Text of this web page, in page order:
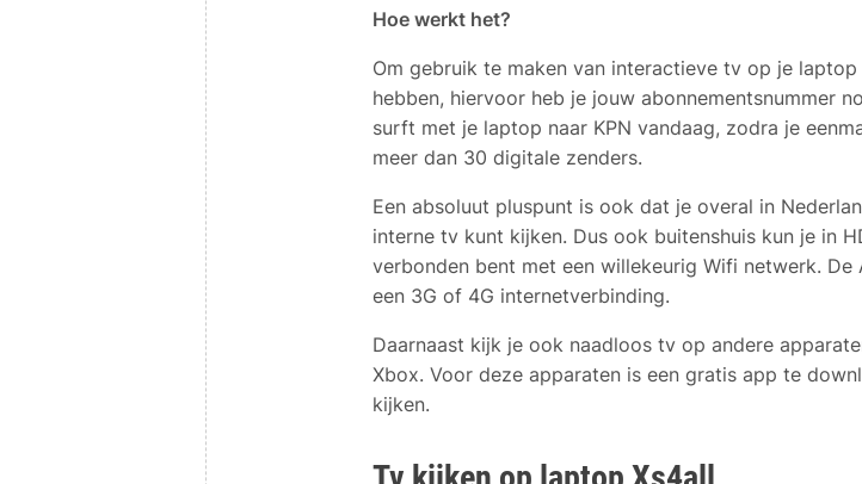
Hoe werkt het?
Om gebruik te maken van interactieve tv op je
hebben, hiervoor heb je jouw abonnementsnummer
surft met je laptop naar KPN vandaag, zodra je
meer dan 30 digitale zenders.
Een absoluut pluspunt is ook dat je overal in
interne tv kunt kijken. Dus ook buitenshuis kun je in
verbonden bent met een willekeurig Wifi netwerk.
een 3G of 4G internetverbinding.
Daarnaast kijk je ook naadloos tv op andere
Xbox. Voor deze apparaten is een gratis app te
kijken.